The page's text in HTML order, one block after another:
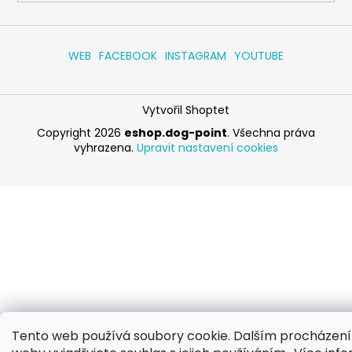
Tento web používá soubory cookie. Dalším
WEB FACEBOOK INSTAGRAM YOUTUBE
Vytvořil Shoptet
Copyright 2026 eshop.dog-point. Všechna práva
vyhrazena. Upravit nastavení cookies